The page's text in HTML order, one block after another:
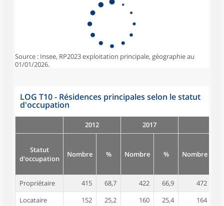
Source : Insee, RP2023 exploitation principale, géographie au
01/01/2026.
LOG T10 - Résidences principales selon le statut
d'occupation
2012 2017
Statut
d'occupation
Nombre % Nombre % Nombre
Propriétaire 415 68,7 422 66,9 472
Locataire
152 25,2 160 25,4 164